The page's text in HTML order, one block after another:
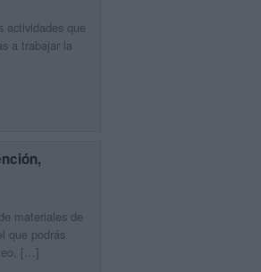
actividades que
a trabajar la
materiales de
que podrás
[…]